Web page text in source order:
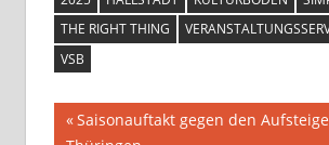
THE RIGHT THING
VSB
Vorheriger
Saisonauftakt gegen den